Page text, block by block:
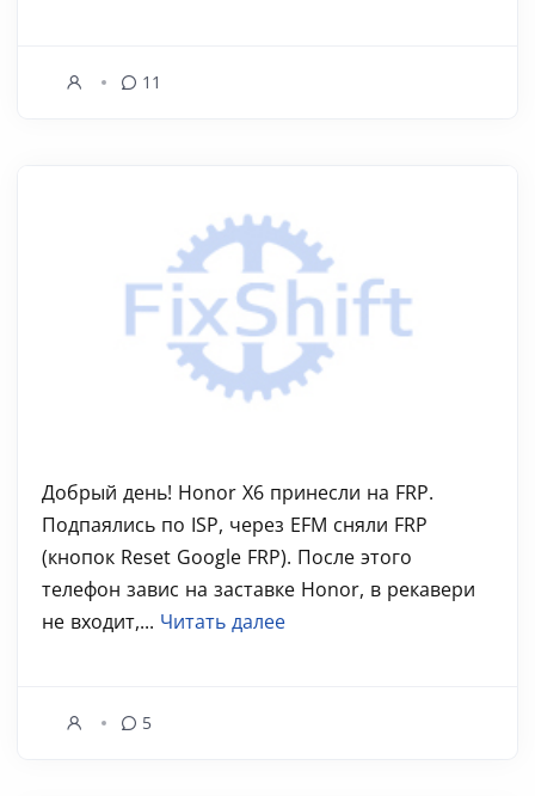
11
Добрый день! Honor X6 принесли на FRP.
Подпаялись по ISP, через EFM сняли FRP
(кнопок Reset Google FRP). После этого
телефон завис на заставке Honor, в рекавери
не входит,... Читать далее
5